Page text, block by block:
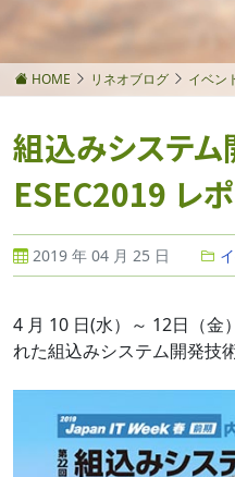
HOME リネオブログ イベン
組込みシステ
ESEC2019 レ
2019 年 04 月 25 日
4 月 10 日(水）～ 12日（金
れた組込みシステム開発技